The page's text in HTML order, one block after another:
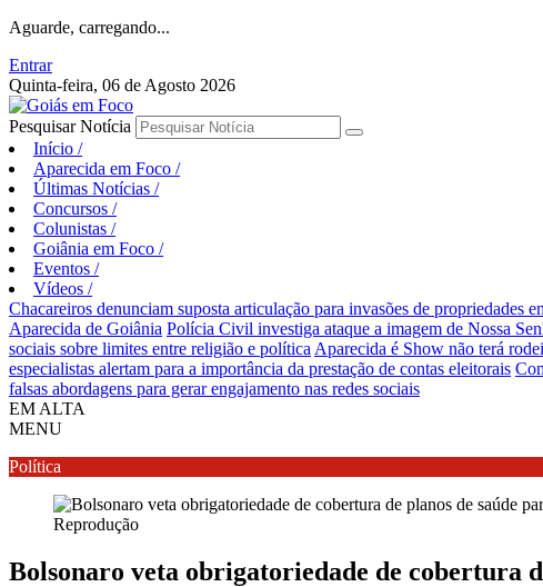
Aguarde, carregando...
Entrar
Quinta-feira, 06 de Agosto 2026
Pesquisar Notícia
Início /
Aparecida em Foco /
Últimas Notícias /
Concursos /
Colunistas /
Goiânia em Foco /
Eventos /
Vídeos /
Chacareiros denunciam suposta articulação para invasões de propriedades
Aparecida de Goiânia Polícia Civil investiga ataque a imagem de Nossa
sociais sobre limites entre religião e política Aparecida é Show não terá
especialistas alertam para a importância da prestação de contas eleitorais
falsas abordagens para gerar engajamento nas redes sociais
EM ALTA
MENU
Política
Reprodução
Bolsonaro veta obrigatoriedade de cobertura